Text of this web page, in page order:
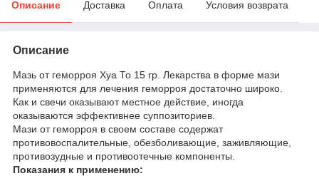
Описание Доставка Оплата Условия возврата
Описание
Мазь от геморроя Хуа То 15 гр. Лекарства в форме мази
применяются для лечения геморроя достаточно широко.
Как и свечи оказывают местное действие, иногда
оказываются эффективнее суппозиториев.
Мази от геморроя в своем составе содержат
противовоспалительные, обезболивающие, заживляющие,
противозудные и противоотечные компоненты.
Показания к применению: